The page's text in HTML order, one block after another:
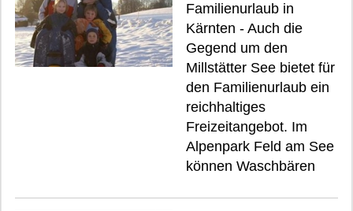
Familienurlaub in
Kärnten - Auch die
Gegend um den
Millstätter See bietet für
den Familienurlaub ein
reichhaltiges
Freizeitangebot. Im
Alpenpark Feld am See
können Waschbären